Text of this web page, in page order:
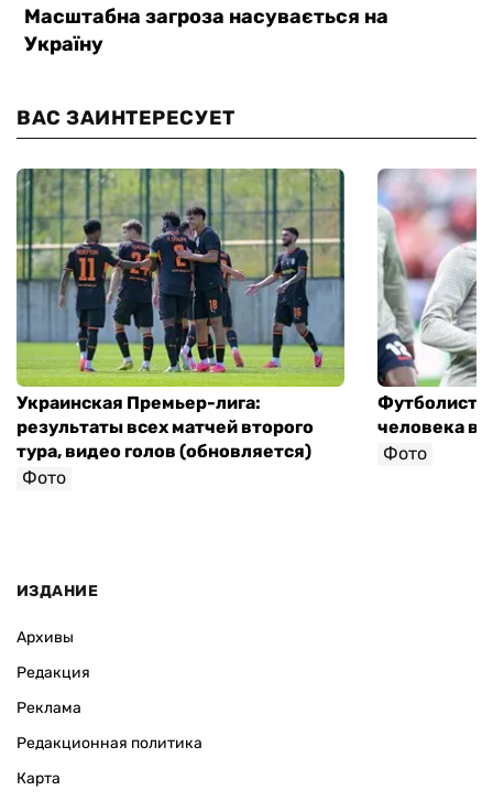
ВАС ЗАИНТЕРЕСУЕТ
Украинская Премьер-лига:
результаты всех матчей второго
тура, видео голов (обновляется)
Фото
Футболист
человека в
Фото
ИЗДАНИЕ
Архивы
Редакция
Реклама
Редакционная политика
Карта